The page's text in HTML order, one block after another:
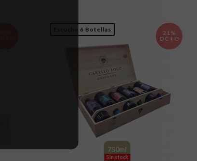
Estuche 6 Botellas
21%
DCTO
750ml
Sin stock